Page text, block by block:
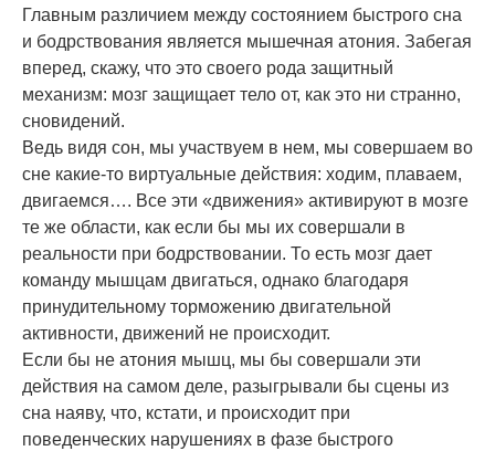
Главным различием между состоянием быстрого сна
и бодрствования является мышечная атония. Забегая
вперед, скажу, что это своего рода защитный
механизм: мозг защищает тело от, как это ни странно,
сновидений.
Ведь видя сон, мы участвуем в нем, мы совершаем во
сне какие-то виртуальные действия: ходим, плаваем,
двигаемся…. Все эти «движения» активируют в мозге
те же области, как если бы мы их совершали в
реальности при бодрствовании. То есть мозг дает
команду мышцам двигаться, однако благодаря
принудительному торможению двигательной
активности, движений не происходит.
Если бы не атония мышц, мы бы совершали эти
действия на самом деле, разыгрывали бы сцены из
сна наяву, что, кстати, и происходит при
поведенческих нарушениях в фазе быстрого